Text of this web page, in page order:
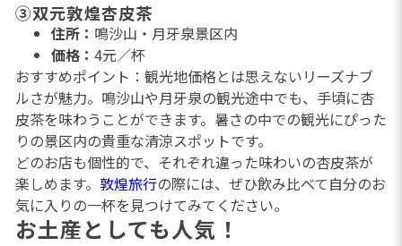
③双元敦煌杏皮茶
住所： 鳴沙山・月牙泉景区内
価格： 4元／杯
おすすめポイント：観光地価格とは思えないリーズナブ
ルさが魅力。鳴沙山や月牙泉の観光途中でも、手頃に杏
皮茶を味わうことができます。暑さの中での観光にぴった
りの景区内の貴重な清涼スポットです。
どのお店も個性的で、それぞれ違った味わいの杏皮茶が
楽しめます。 敦煌旅行の際には、ぜひ飲み比べて自分のお
気に入りの一杯を見つけてみてください。
お土産としても人気！